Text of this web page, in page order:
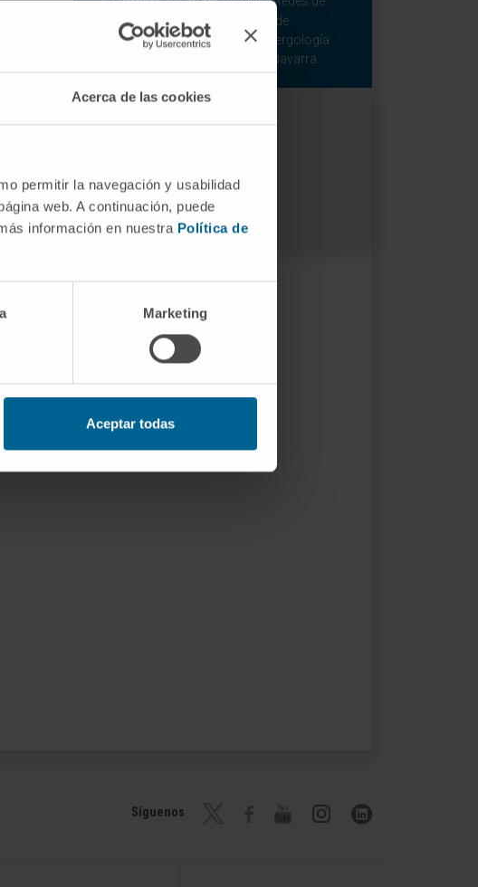
Acerca de las cookies
permitir la navegación y usabilidad
web. A continuación, puede
información en nuestra Política de
Marketing
Aceptar todas
Investigación con Objetivos de
Resultados en Salud) con Alergología
de la Clínica Universidad de Navarra.
ORCID
Síguenos